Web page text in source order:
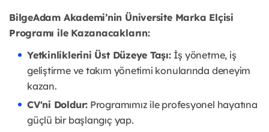
BilgeAdam Akademi’nin Üniversite Marka Elçisi
Programı ile Kazanacakların:
Yetkinliklerini Üst Düzeye Taşı:İş yönetme, iş
geliştirme ve takım yönetimi konularında deneyim
kazan.
CV'ni Doldur: Programımız ile profesyonel hayatına
güçlü bir başlangıç yap.